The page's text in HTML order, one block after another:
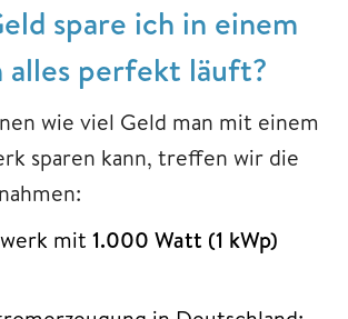
spare ich in einem
alles perfekt läuft?
wie viel Geld man mit einem
sparen kann, treffen wir die
mit 1.000 Watt (1 kWp)